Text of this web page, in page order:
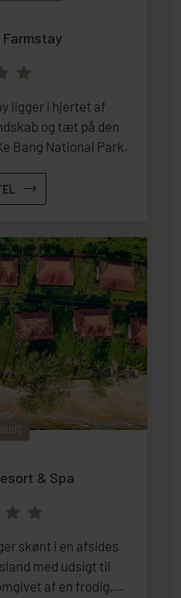
Farmstay
ligger i hjertet af
og tæt på den
Bang National Park.
& Spa
skønt i en afsides
med udsigt til
af en frodig,